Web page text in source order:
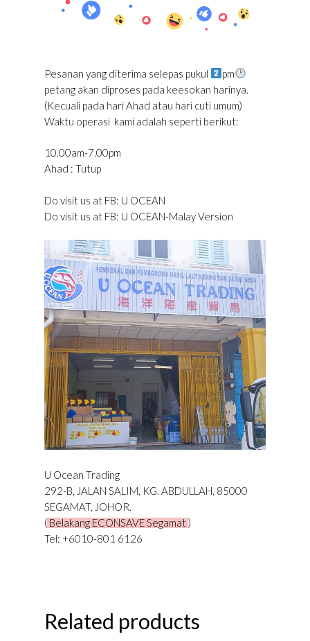
Pesanan yang diterima selepas pukul
pm
petang akan diproses pada keesokan harinya.
(Kecuali pada hari Ahad atau hari cuti umum)
Waktu operasi kami adalah seperti berikut:
10.00am-7.00pm
Ahad : Tutup
Do visit us at FB: U OCEAN
Do visit us at FB: U OCEAN-Malay Version
U Ocean Trading
292-B, JALAN SALIM, KG. ABDULLAH, 85000
SEGAMAT, JOHOR.
( Belakang ECONSAVE Segamat)
Tel: +6010-801 6126
Related products